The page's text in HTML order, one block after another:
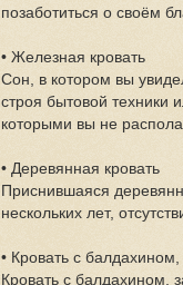
позаботиться о своём
• Железная кровать
Сон, в котором вы
строя бытовой техники
которыми вы не
• Деревянная кровать
Приснившаяся
нескольких лет,
• Кровать с
Кровать с балдахином,